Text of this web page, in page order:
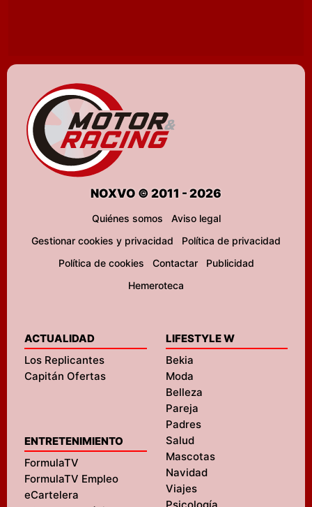
NOXVO © 2011 - 2026
Quiénes somos
Aviso legal
Gestionar cookies y privacidad
Política de privacidad
Política de cookies
Contactar
Publicidad
Hemeroteca
ACTUALIDAD
Los Replicantes
Capitán Ofertas
ENTRETENIMIENTO
FormulaTV
FormulaTV Empleo
eCartelera
LIFESTYLE W
Bekia
Moda
Belleza
Pareja
Padres
Salud
Mascotas
Navidad
Viajes